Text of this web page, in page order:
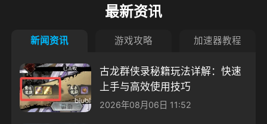
最新资讯
新闻资讯 游戏攻略 加速器教程
古龙群侠录秘籍玩法详解：快速
上手与高效使用技巧
2026年08月06日 11:52